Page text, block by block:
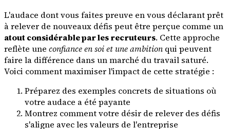
L'audace dont vous faites preuve en vous déclarant prêt
à relever de nouveaux défis peut être perçue comme un
atout considérable par les recruteurs. Cette approche
reflète une confiance en soi et une ambition qui peuvent
faire la différence dans un marché du travail saturé.
Voici comment maximiser l'impact de cette stratégie :
Préparez des exemples concrets de situations où
votre audace a été payante
Montrez comment votre désir de relever des défis
s'aligne avec les valeurs de l'entreprise